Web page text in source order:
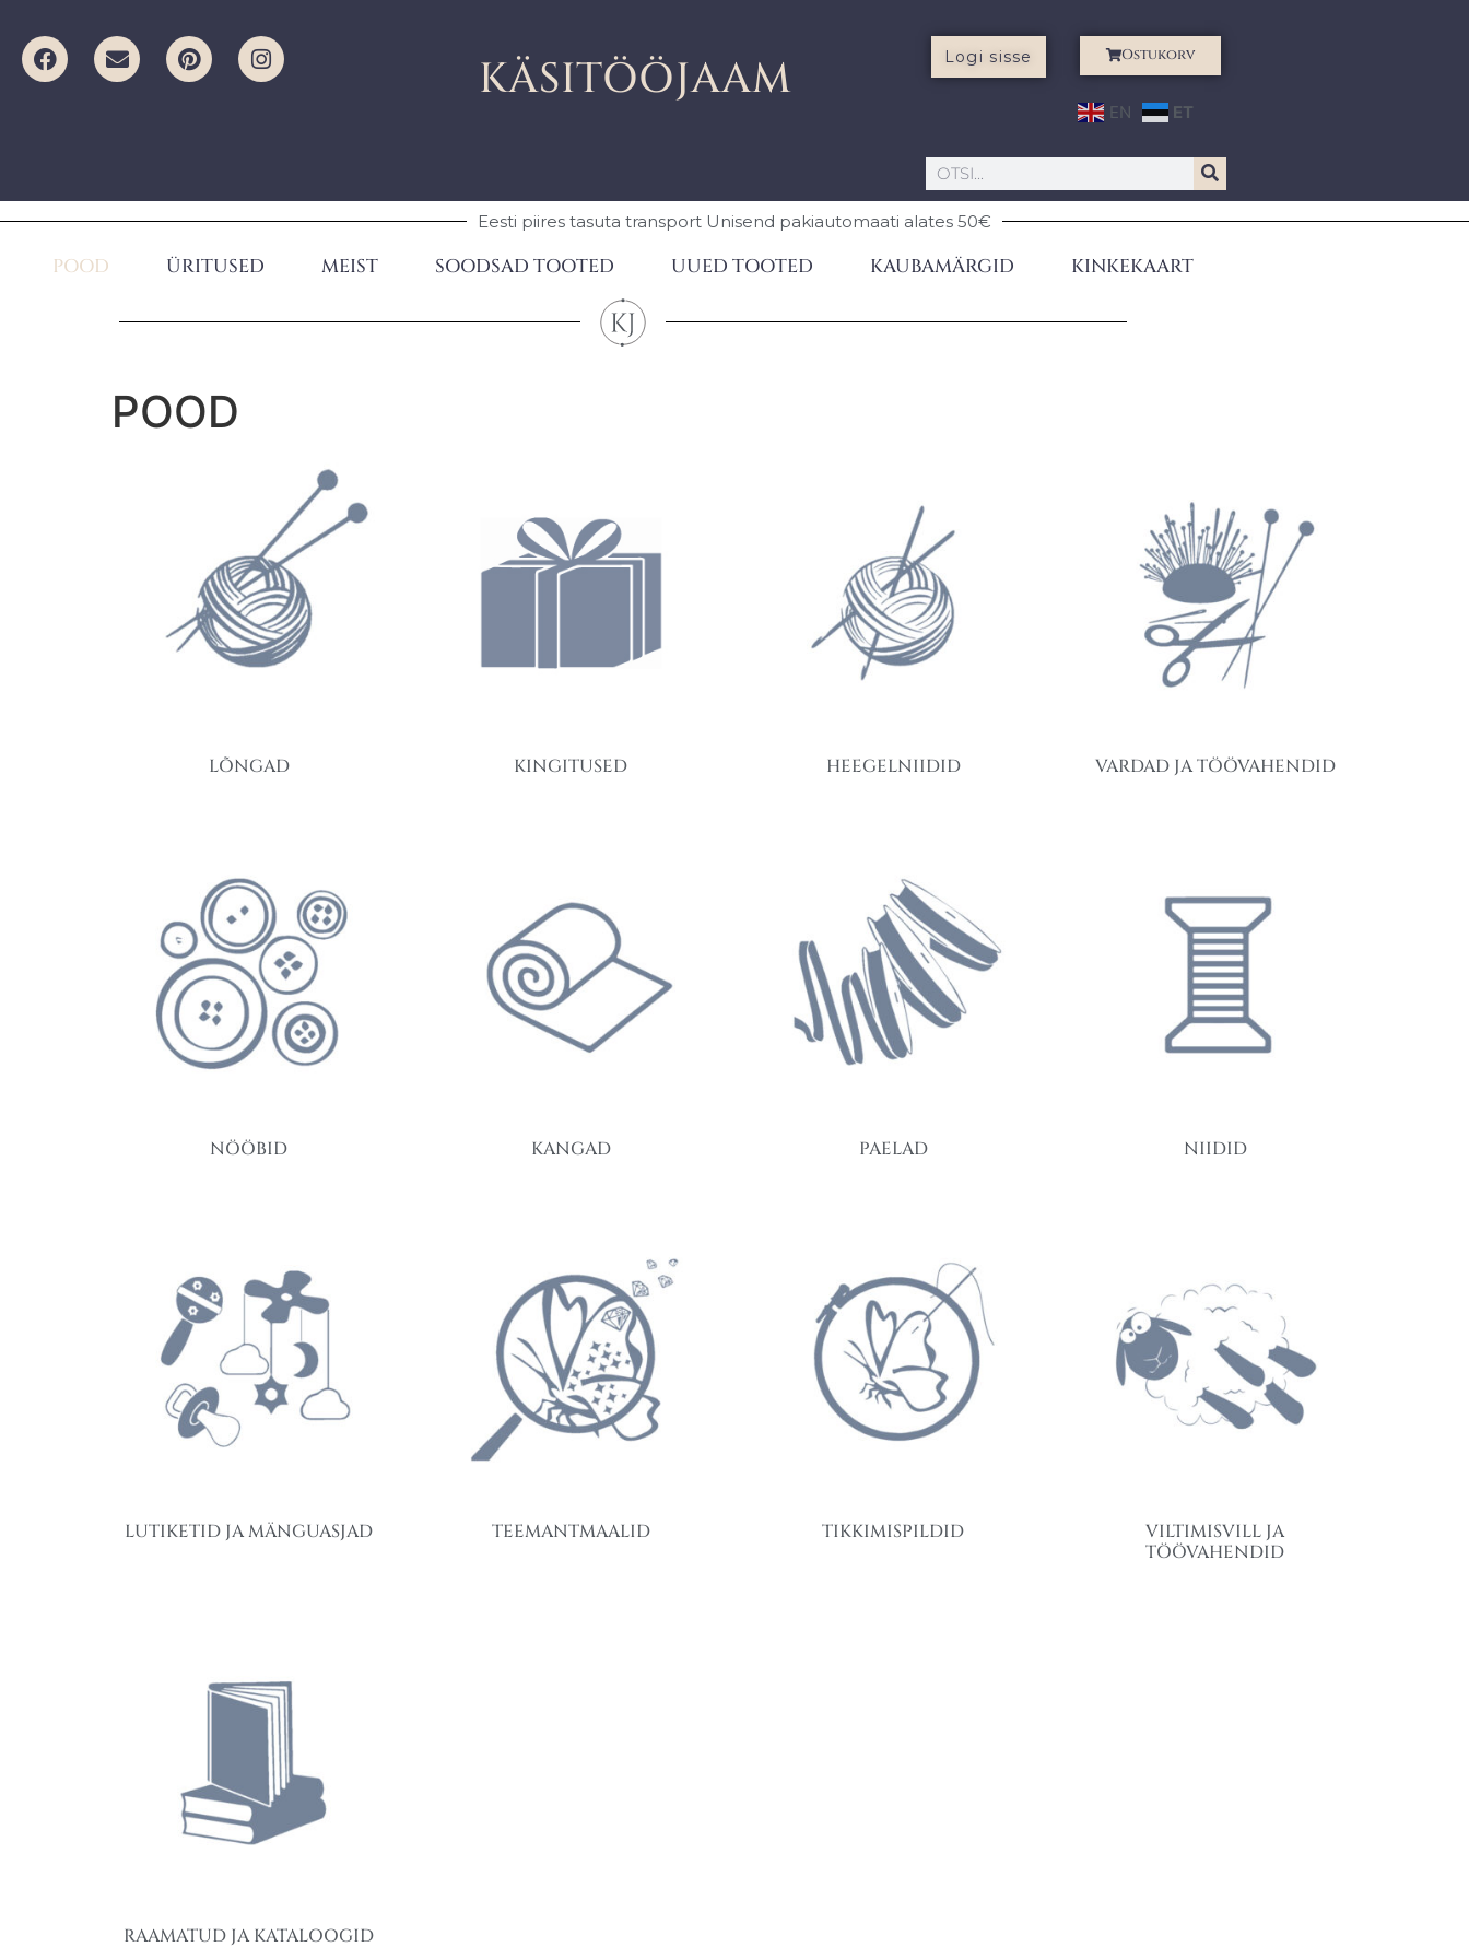
KÄSITÖÖJAAM Logi sisse Ostukorv
EN ET
Eesti piires tasuta transport Unisend pakiautomaati alates 50€
POOD ÜRITUSED MEIST SOODSAD TOOTED UUED TOOTED KAUBAMÄRGID KINKEKAART
POOD
LÕNGAD KINGITUSED HEEGELNIIDID VARDAD JA TÖÖVAHENDID
NÖÖBID KANGAD PAELAD NIIDID
LUTIKETID JA MÄNGUASJAD TEEMANTMAALID TIKKIMISPILDID
VILTIMISVILL JA
TÖÖVAHENDID
RAAMATUD JA KATALOOGID